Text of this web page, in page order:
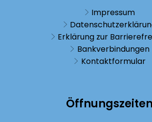
Impressum
Erklärung zur
Bankverbindungen
Kontaktformular
Öffnungszeiten